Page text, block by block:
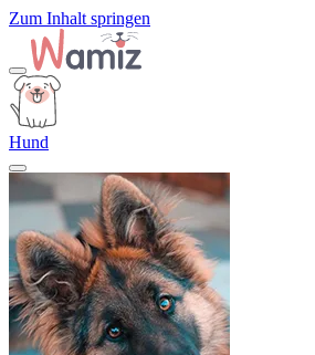
Zum Inhalt springen
Hund